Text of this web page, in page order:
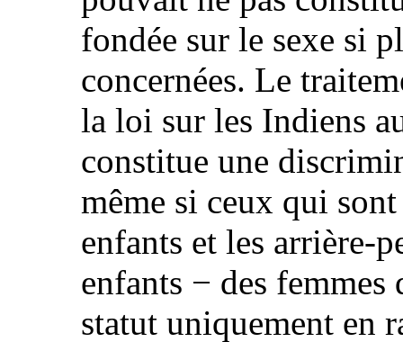
fondée sur le sexe si
concernées. Le
la loi sur les Indiens
constitue une
même si ceux qui
enfants et les arrière-
enfants − des
statut uniquement en